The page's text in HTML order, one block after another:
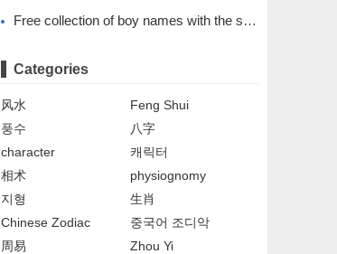
Free collection of boy names with the surname Li. Rare boy names with the surname Li.
Categories
风水
Feng Shui
풍수
八字
character
캐릭터
相术
physiognomy
지형
生肖
Chinese Zodiac
중국어 조디악
周易
Zhou Yi